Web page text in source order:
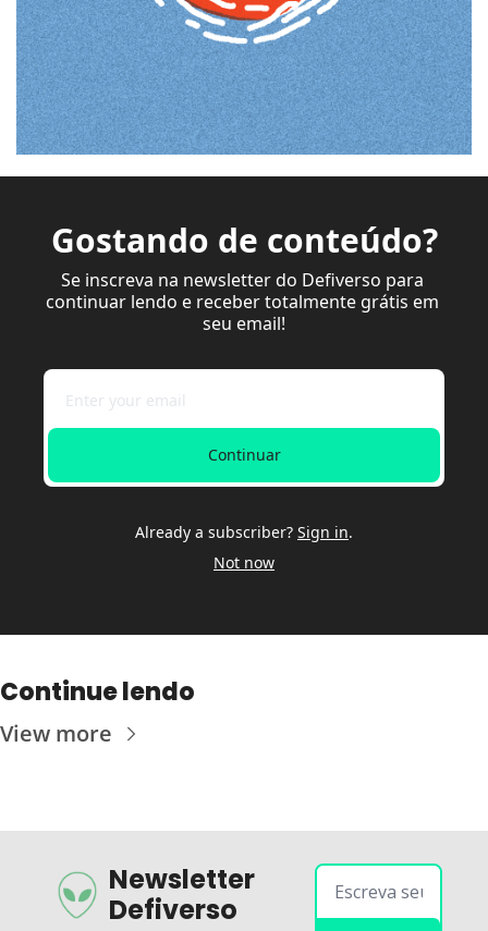
Gostando de conteúdo?
Se inscreva na newsletter do Defiverso para
continuar lendo e receber totalmente grátis em
seu email!
Continuar
Already a subscriber? Sign in.
Not now
Continue lendo
View more
Newsletter
Defiverso